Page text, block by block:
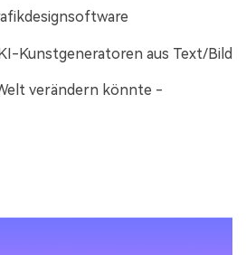
Kunstgeneratoren aus Text/Bild
verändern könnte -